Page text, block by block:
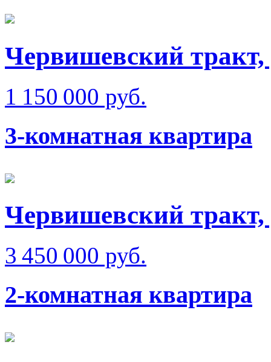
Червишевский тракт,
1 150 000 руб.
3-комнатная квартира
Червишевский
3 450 000 руб.
2-комнатная квартира